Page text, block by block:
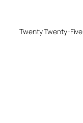
Twenty Twenty-Five